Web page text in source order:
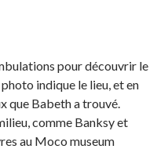
pour découvrir le
indique le lieu, et en
que Babeth a trouvé.
comme Banksy et
au Moco museum